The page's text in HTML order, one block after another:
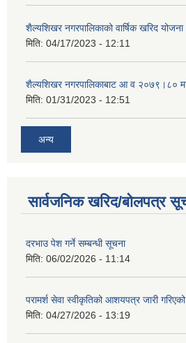
शैल्यशिखर नगरपालिकाको वार्षिक खरिद योजना
मिति: 04/17/2023 - 12:11
शैल्यशिखर नगरपालिकाबाट आ व २०७९।८०
मिति: 01/31/2023 - 12:51
अन्य
सार्वजनिक खरिद/बोलपत्र
दरभाउ पेश गर्ने सम्बन्धी सूचना
मिति: 06/02/2026 - 11:14
परामर्श सेवा स्वीकृतिको आशयपत्र जारी
मिति: 04/27/2026 - 13:19